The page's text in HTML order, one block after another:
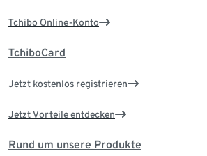
Tchibo Online-Konto
TchiboCard
Jetzt kostenlos registrieren
Jetzt Vorteile entdecken
Rund um unsere Produkte